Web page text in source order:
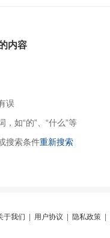
内容
误
如“的”、“什么”等
搜索条件重新搜索
于我们 用户协议 隐私政策